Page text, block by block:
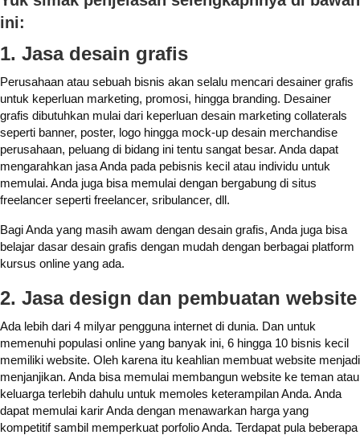
ini:
1. Jasa desain grafis
Perusahaan atau sebuah bisnis akan selalu mencari desainer grafis
untuk keperluan marketing, promosi, hingga branding. Desainer
grafis dibutuhkan mulai dari keperluan desain marketing collaterals
seperti banner, poster, logo hingga mock-up desain merchandise
perusahaan, peluang di bidang ini tentu sangat besar. Anda dapat
mengarahkan jasa Anda pada pebisnis kecil atau individu untuk
memulai. Anda juga bisa memulai dengan bergabung di situs
freelancer seperti freelancer, sribulancer, dll.
Bagi Anda yang masih awam dengan desain grafis, Anda juga bisa
belajar dasar desain grafis dengan mudah dengan berbagai platform
kursus online yang ada.
2. Jasa design dan pembuatan website
Ada lebih dari 4 milyar pengguna internet di dunia. Dan untuk
memenuhi populasi online yang banyak ini, 6 hingga 10 bisnis kecil
memiliki website. Oleh karena itu keahlian membuat website menjadi
menjanjikan. Anda bisa memulai membangun website ke teman atau
keluarga terlebih dahulu untuk memoles keterampilan Anda. Anda
dapat memulai karir Anda dengan menawarkan harga yang
kompetitif sambil memperkuat porfolio Anda. Terdapat pula beberapa